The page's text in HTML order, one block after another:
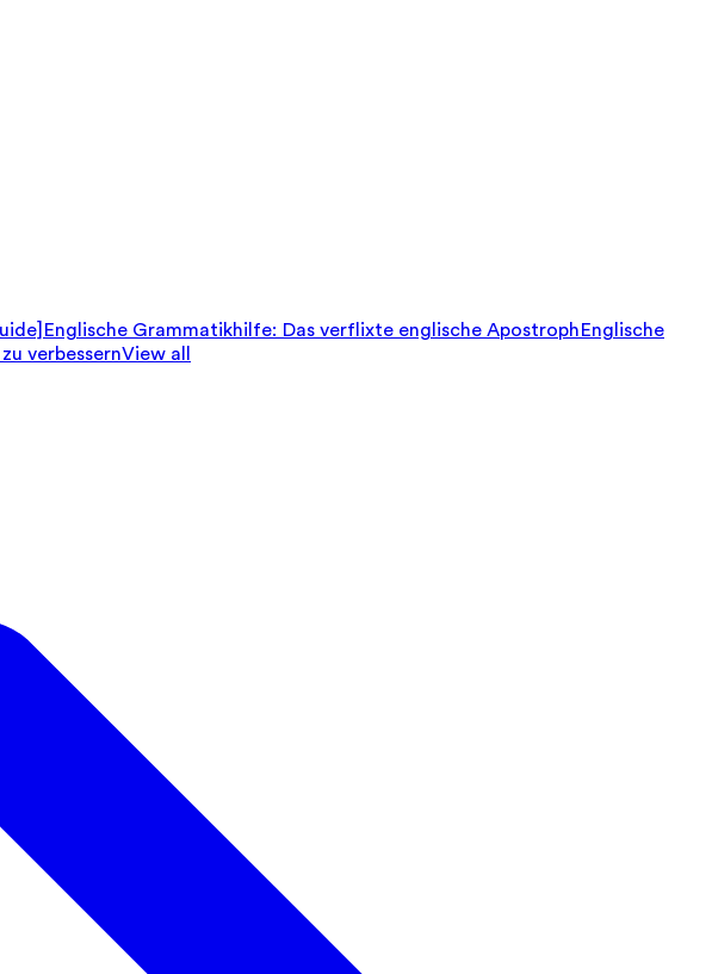
Englische Grammatikhilfe: Das verflixte englische ApostrophEnglische
verbessernView all